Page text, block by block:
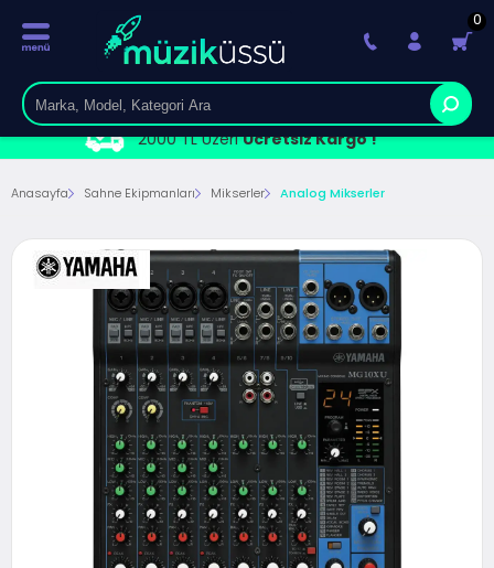
2000 TL ÜzeriÜcretsiz Kargo !
0
Anasayfa Sahne Ekipmanları Mikserler Analog Mikserler